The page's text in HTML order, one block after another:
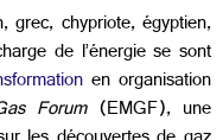
grec, chypriote, égyptien,
de l’énergie se sont
en organisation
Forum(EMGF), une